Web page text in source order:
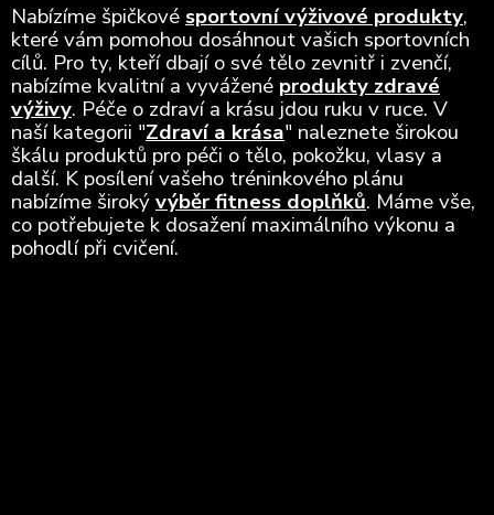
Nabízíme špičkové sportovní výživové produkty,
které vám pomohou dosáhnout vašich sportovních
cílů. Pro ty, kteří dbají o své tělo zevnitř i zvenčí,
nabízíme kvalitní a vyvážené produkty zdravé
výživy. Péče o zdraví a krásu jdou ruku v ruce. V
naší kategorii "Zdraví a krása" naleznete širokou
škálu produktů pro péči o tělo, pokožku, vlasy a
další. K posílení vašeho tréninkového plánu
nabízíme širokývýběr fitness doplňků. Máme vše,
co potřebujete k dosažení maximálního výkonu a
pohodlí při cvičení.